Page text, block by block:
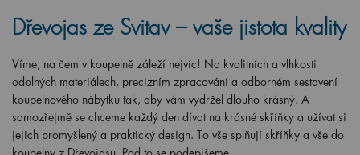
Dřevojas ze Svitav – vaše jistota kvality
Víme, na čem v koupelně záleží nejvíc! Na kvalitních a vlhkosti
odolných materiálech, precizním zpracování a odborném sestavení
koupelnového nábytku tak, aby vám vydržel dlouho krásný. A
samozřejmě se chceme každý den dívat na krásné skříňky a užívat si
jejich promyšlený a praktický design. To vše splňují skříňky a vše do